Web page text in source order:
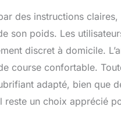
des instructions claires,
son poids. Les
discret à domicile.
course confortable.
adapté, bien que
un choix apprécié